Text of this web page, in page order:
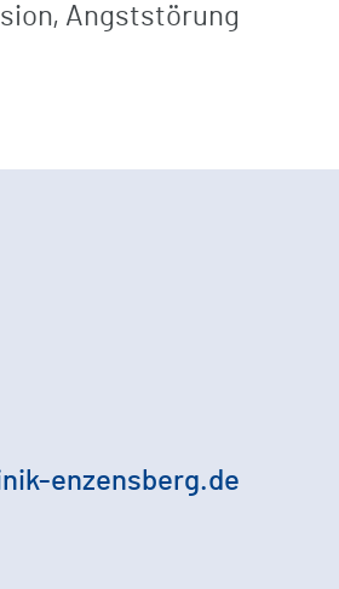
Angststörung
enzensberg.de